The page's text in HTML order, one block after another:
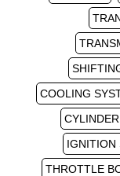
COOLING
IGNITION
THROTTLE